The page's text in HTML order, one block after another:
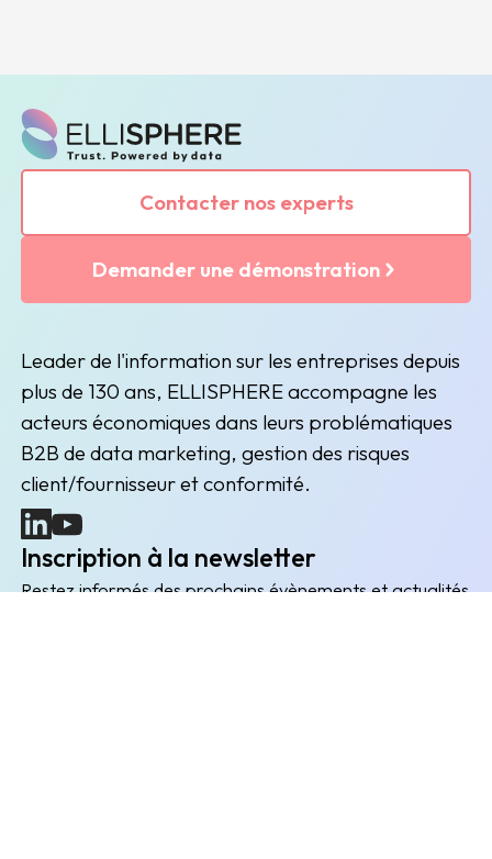
Contacter nos experts
Demander une démonstration
Leader de l'information sur les entreprises depuis
plus de 130 ans, ELLISPHERE accompagne les
acteurs économiques dans leurs problématiques
B2B de data marketing, gestion des risques
client/fournisseur et conformité.
(nouvelle fenêtre)
(nouvelle fenêtre)
Inscription à la newsletter
Restez informés des prochains évènements et actualités